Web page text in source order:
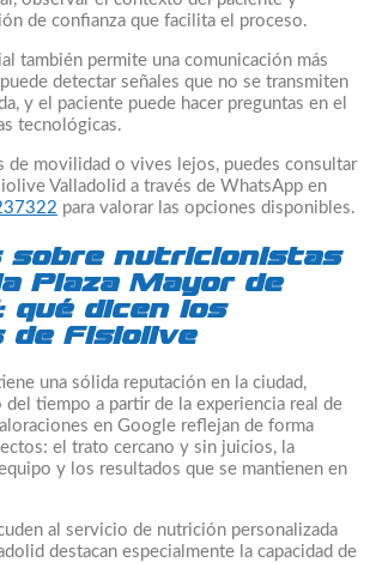
de confianza que facilita el proceso.
también permite una comunicación más
detectar señales que no se transmiten
y el paciente puede hacer preguntas en el
tecnológicas.
de movilidad o vives lejos, puedes consultar
Valladolid a través de WhatsApp en
para valorar las opciones disponibles.
sobre nutricionistas
Plaza Mayor de
qué dicen los
de Fisiolive
una sólida reputación en la ciudad,
tiempo a partir de la experiencia real de
en Google reflejan de forma
el trato cercano y sin juicios, la
y los resultados que se mantienen en
al servicio de nutrición personalizada
destacan especialmente la capacidad de